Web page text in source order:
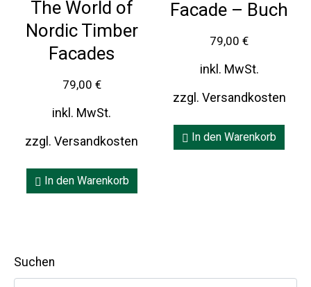
The World of
Nordic Timber
Facades
79,00 €
inkl. MwSt.
zzgl. Versandkosten
In den Warenkorb
Facade – Buch
79,00€
inkl. MwSt.
zzgl. Versandkosten
In den Warenkorb
Suchen